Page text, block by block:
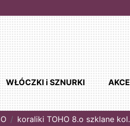
WŁÓCZKI i SZNURKI
koraliki TOHO 8.o szklane